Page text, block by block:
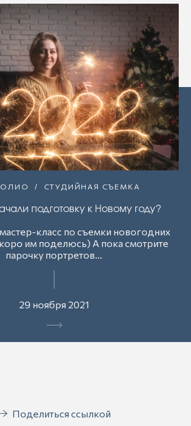
СТУДИЙНАЯ СЪЕМКА
подготовку к Новому году?
класс по съемки новогодних
им поделюсь) А пока смотрите
парочку портретов...
29 ноября 2021
Поделиться ссылкой